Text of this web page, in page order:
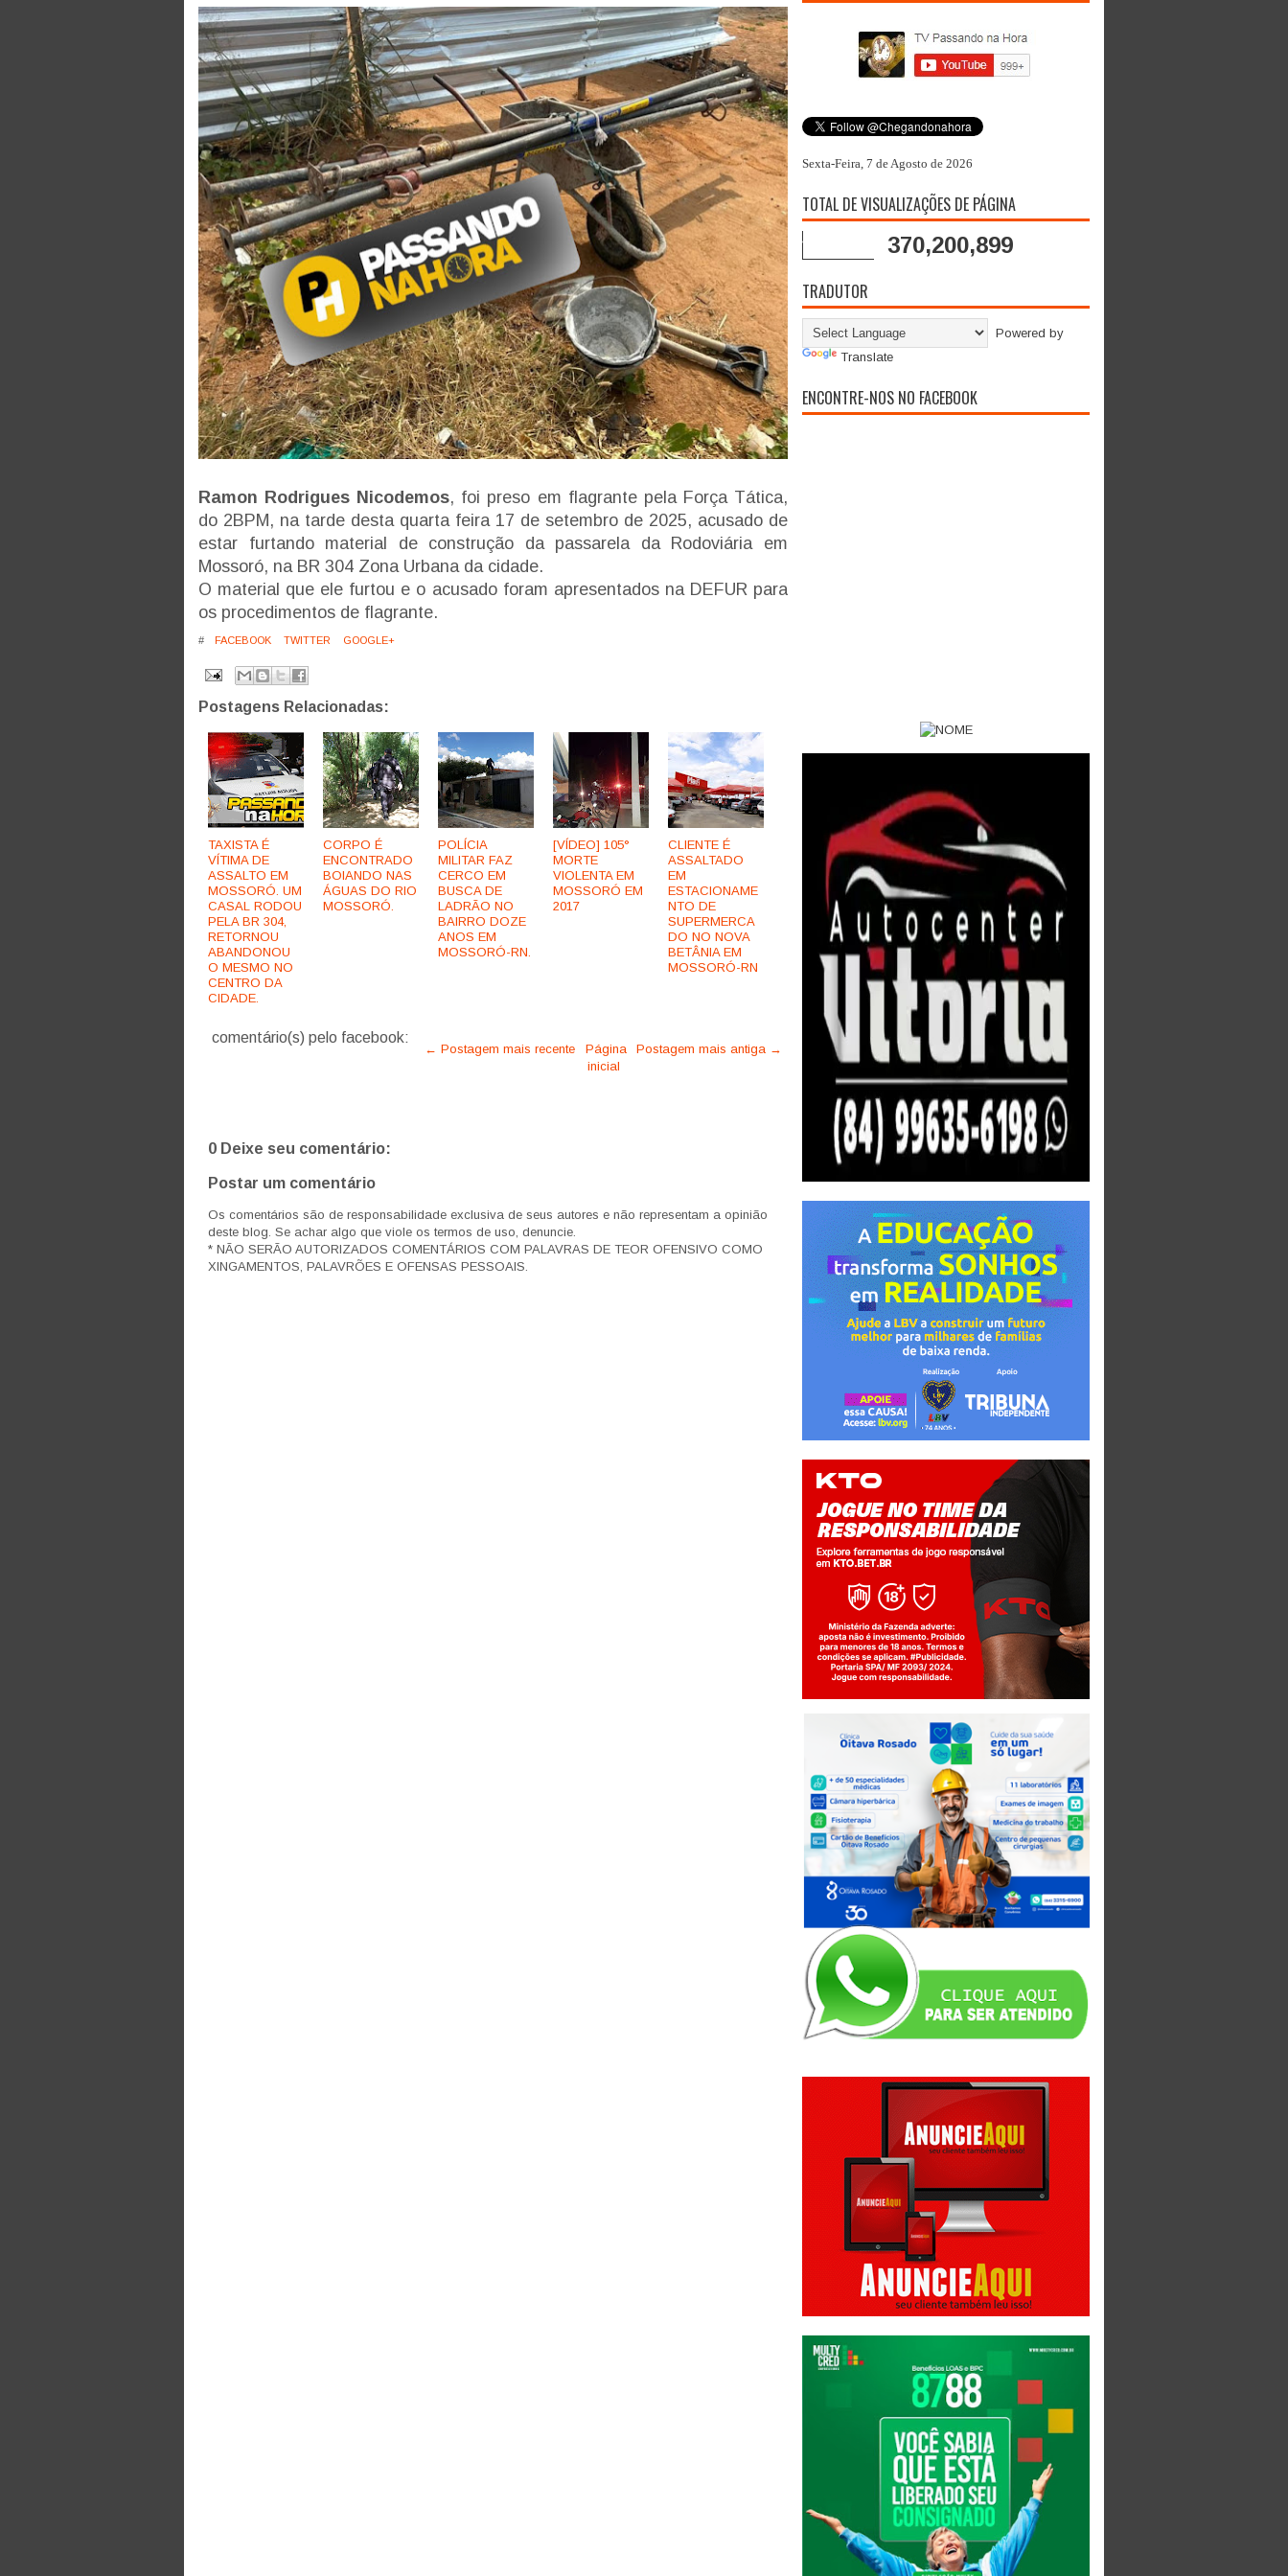
Ramon Rodrigues Nicodemos, foi preso em flagrante pela Força Tática,
do 2BPM, na tarde desta quarta feira 17 de setembro de 2025, acusado de
estar furtando material de construção da passarela da Rodoviária em
Mossoró, na BR 304 Zona Urbana da cidade.
O material que ele furtou e o acusado foram apresentados na DEFUR para
os procedimentos de flagrante.
# FACEBOOK TWITTER GOOGLE+
Postagens Relacionadas:
TAXISTA É
VÍTIMA DE
ASSALTO EM
MOSSORÓ. UM
CASAL RODOU
PELA BR 304,
RETORNOU
ABANDONOU
O MESMO NO
CENTRO DA
CIDADE.
CORPO É
ENCONTRADO
BOIANDO NAS
ÁGUAS DO RIO
MOSSORÓ.
POLÍCIA
MILITAR FAZ
CERCO EM
BUSCA DE
LADRÃO NO
BAIRRO DOZE
ANOS EM
MOSSORÓ-RN.
[VÍDEO] 105°
MORTE
VIOLENTA EM
MOSSORÓ EM
2017
CLIENTE É
ASSALTADO
EM
ESTACIONAME
NTO DE
SUPERMERCA
DO NO NOVA
BETÂNIA EM
MOSSORÓ-RN
comentário(s) pelo facebook:
← Postagem mais recente Postagem mais antiga →
Página
inicial
0 Deixe seu comentário:
Postar um comentário
Os comentários são de responsabilidade exclusiva de seus autores e não representam a opinião
deste blog. Se achar algo que viole os termos de uso, denuncie.
* NÃO SERÃO AUTORIZADOS COMENTÁRIOS COM PALAVRAS DE TEOR OFENSIVO COMO
XINGAMENTOS, PALAVRÕES E OFENSAS PESSOAIS.
Sexta-Feira, 7 de Agosto de 2026
TOTAL DE VISUALIZAÇÕES DE PÁGINA
370,200,899
TRADUTOR
Powered by
Translate
ENCONTRE-NOS NO FACEBOOK
Jogue com responsabilidade. 18+